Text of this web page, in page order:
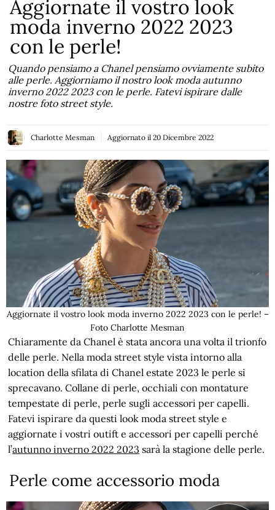
Aggiornate il vostro look
moda inverno 2022 2023
con le perle!
Quando pensiamo a Chanel pensiamo ovviamente subito
alle perle. Aggiorniamo il nostro look moda autunno
inverno 2022 2023 con le perle. Fatevi ispirare dalle
nostre foto street style.
Charlotte Mesman Aggiornato il 20 Dicembre 2022
Aggiornate il vostro look moda inverno 2022 2023 con le perle! –
Foto Charlotte Mesman
Chiaramente da Chanel è stata ancora una volta il trionfo
delle perle. Nella moda street style vista intorno alla
location della sfilata di Chanel estate 2023 le perle si
sprecavano. Collane di perle, occhiali con montature
tempestate di perle, perle sugli accessori per capelli.
Fatevi ispirare da questi look moda street style e
aggiornate i vostri outift e accessori per capelli perché
l’autunno inverno 2022 2023 sarà la stagione delle perle.
Perle come accessorio moda